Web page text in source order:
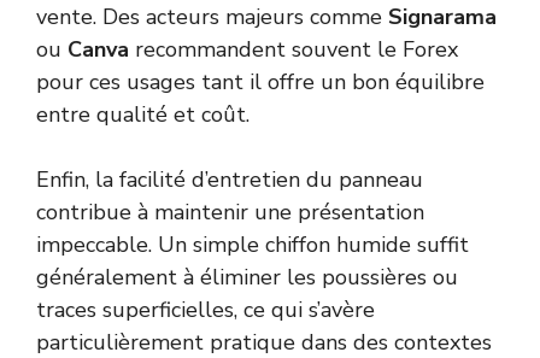
vente. Des acteurs majeurs comme Signarama
ou Canva recommandent souvent le Forex
pour ces usages tant il offre un bon équilibre
entre qualité et coût.
Enfin, la facilité d’entretien du panneau
contribue à maintenir une présentation
impeccable. Un simple chiffon humide suffit
généralement à éliminer les poussières ou
traces superficielles, ce qui s’avère
particulièrement pratique dans des contextes